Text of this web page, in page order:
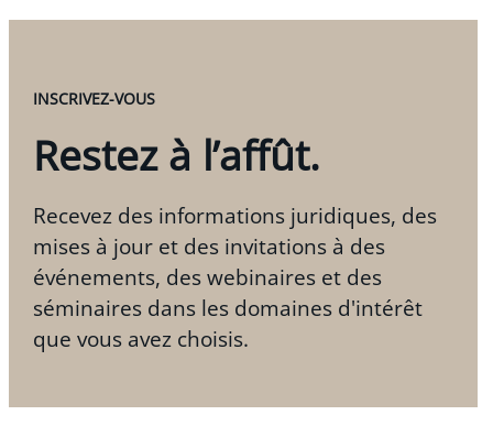
INSCRIVEZ-VOUS
Restez à l’affût.
Recevez des informations juridiques, des
mises à jour et des invitations à des
événements, des webinaires et des
séminaires dans les domaines d'intérêt
que vous avez choisis.